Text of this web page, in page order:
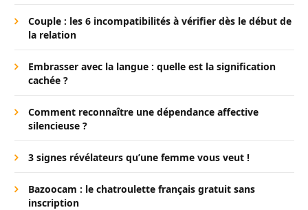
Couple : les 6 incompatibilités à vérifier dès le début de
la relation
Embrasser avec la langue : quelle est la signification
cachée ?
Comment reconnaître une dépendance affective
silencieuse ?
3 signes révélateurs qu’une femme vous veut !
Bazoocam : le chatroulette français gratuit sans
inscription